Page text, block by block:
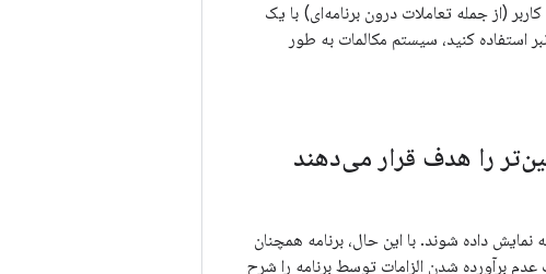
(از جمله تعاملات درون برنامه‌ای) با یک
استفاده کنید، سیستم مکالمات به طور
مکالمه نمایش داده شوند. با این حال، برنامه همچنان
عدم برآورده شدن الزامات توسط برنامه را شرح